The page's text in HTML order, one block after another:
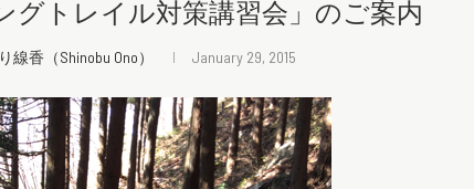
グトレイル対策講習会」のご案内
線香（Shinobu Ono） January 29, 2015